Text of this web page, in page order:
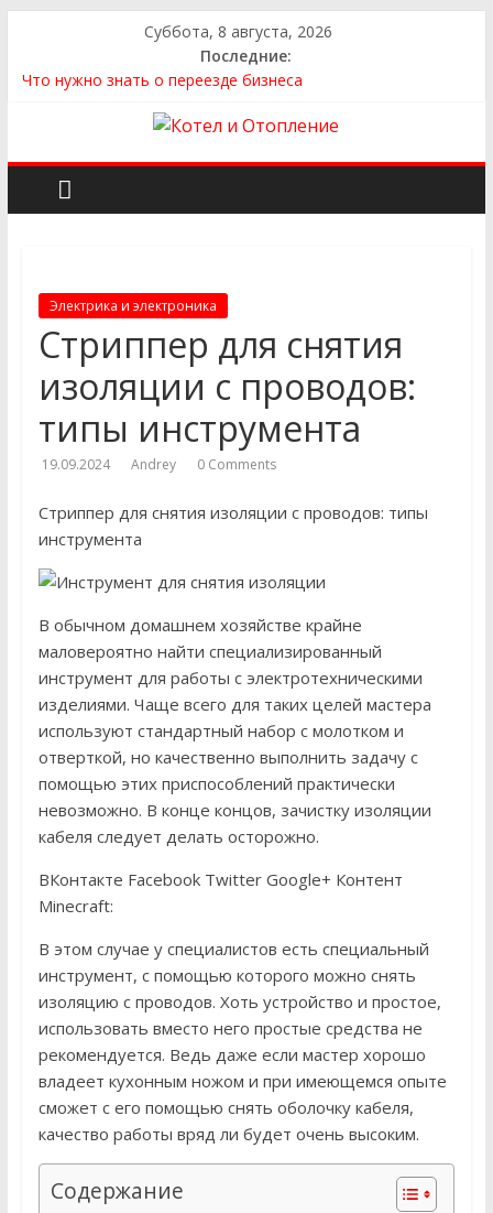
Суббота, 8 августа, 2026
Последние:
Что нужно знать о переезде бизнеса
Как выбрать сантехнику и отопление для дома в
Как найти идеальный каркасный дом для жизни за городом
и не ошибиться в выборе
Электрика и электроника
Стриппер для снятия
изоляции с проводов:
типы инструмента
19.09.2024 Andrey 0 Comments
Стриппер для снятия изоляции с проводов: типы
инструмента
В обычном домашнем хозяйстве крайне
маловероятно найти специализированный
инструмент для работы с электротехническими
изделиями. Чаще всего для таких целей мастера
используют стандартный набор с молотком и
отверткой, но качественно выполнить задачу с
помощью этих приспособлений практически
невозможно. В конце концов, зачистку изоляции
кабеля следует делать осторожно.
ВКонтакте Facebook Twitter Google+ Контент
Minecraft:
В этом случае у специалистов есть специальный
инструмент, с помощью которого можно снять
изоляцию с проводов. Хоть устройство и простое,
использовать вместо него простые средства не
рекомендуется. Ведь даже если мастер хорошо
владеет кухонным ножом и при имеющемся опыте
сможет с его помощью снять оболочку кабеля,
качество работы вряд ли будет очень высоким.
Содержание